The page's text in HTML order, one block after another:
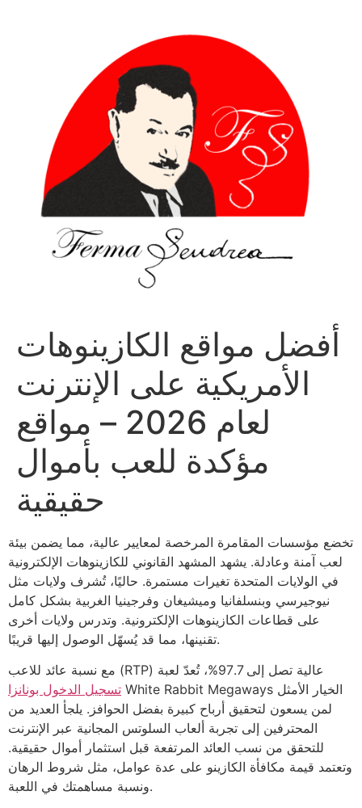
أفضل مواقع الكازينوهات
الأمريكية على الإنترنت
لعام 2026 – مواقع
مؤكدة للعب بأموال
حقيقية
تخضع مؤسسات المقامرة المرخصة لمعايير عالية، مما يضمن بيئة
لعب آمنة وعادلة. يشهد المشهد القانوني للكازينوهات الإلكترونية
في الولايات المتحدة تغيرات مستمرة. حاليًا، تُشرف ولايات مثل
نيوجيرسي وبنسلفانيا وميشيغان وفرجينيا الغربية بشكل كامل
على قطاعات الكازينوهات الإلكترونية. وتدرس ولايات أخرى
تقنينها، مما قد يُسهّل الوصول إليها قريبًا.
مع نسبة عائد للاعب (RTP) عالية تصل إلى 97.7%، تُعدّ لعبة
تسجيل الدخول بونانزا White Rabbit Megaways الخيار الأمثل
لمن يسعون لتحقيق أرباح كبيرة بفضل الحوافز. يلجأ العديد من
المحترفين إلى تجربة ألعاب السلوتس المجانية عبر الإنترنت
للتحقق من نسب العائد المرتفعة قبل استثمار أموال حقيقية.
وتعتمد قيمة مكافأة الكازينو على عدة عوامل، مثل شروط الرهان
ونسبة مساهمتك في اللعبة.